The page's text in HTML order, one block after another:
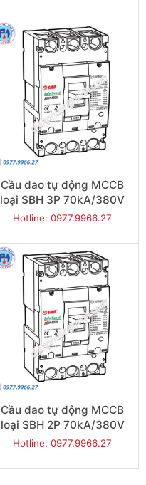
Cầu dao tự động MCCB
loại SBH 3P 70kA/380V
250A - Model
Hotline: 0977.9966.27
Cầu dao tự động MCCB
loại SBH 2P 70kA/380V
350A - Model
Hotline: 0977.9966.27